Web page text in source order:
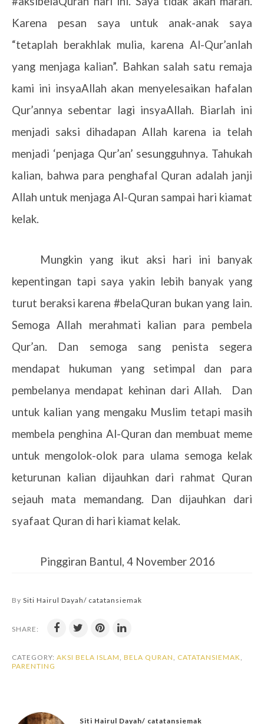
Karena pesan saya untuk anak-anak saya
“tetaplah berakhlak mulia, karena Al-Qur’anlah
yang menjaga kalian”. Bahkan salah satu remaja
kami ini insyaAllah akan menyelesaikan hafalan
Qur’annya sebentar lagi insyaAllah. Biarlah ini
menjadi saksi dihadapan Allah karena ia telah
menjadi ‘penjaga Qur’an’ sesungguhnya. Tahukah
kalian, bahwa para penghafal Quran adalah janji
Allah untuk menjaga Al-Quran sampai hari kiamat
kelak.
Mungkin yang ikut aksi hari ini banyak
kepentingan tapi saya yakin lebih banyak yang
turut beraksi karena #belaQuran bukan yang lain.
Semoga Allah merahmati kalian para pembela
Qur’an. Dan semoga sang penista segera
mendapat hukuman yang setimpal dan para
pembelanya mendapat kehinan dari Allah. Dan
untuk kalian yang mengaku Muslim tetapi masih
membela penghina Al-Quran dan membuat meme
untuk mengolok-olok para ulama semoga kelak
keturunan kalian dijauhkan dari rahmat Quran
sejauh mata memandang. Dan dijauhkan dari
syafaat Quran di hari kiamat kelak.
Pinggiran Bantul, 4 November 2016
By Siti Hairul Dayah/ catatansiemak
SHARE:
CATEGORY: AKSI BELA ISLAM, BELA QURAN, CATATANSIEMAK,
PARENTING
Siti Hairul Dayah/ catatansiemak